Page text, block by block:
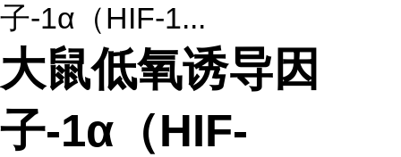
子-1α（HIF-1...
大鼠低氧诱导因
子-1α（HIF-